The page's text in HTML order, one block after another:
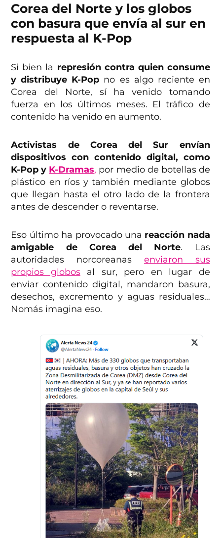
Corea del Norte y los globos
con basura que envía al sur en
respuesta al K-Pop
Si bien la represión contra quien consume
y distribuye K-Pop no es algo reciente en
Corea del Norte, sí ha venido tomando
fuerza en los últimos meses. El tráfico de
contenido ha venido en aumento.
Activistas de Corea del Sur envían
dispositivos con contenido digital, como
K-Pop y K-Dramas, por medio de botellas de
plástico en ríos y también mediante globos
que llegan hasta el otro lado de la frontera
antes de descender o reventarse.
Eso último ha provocado una reacción nada
amigable de Corea del Norte. Las
autoridades norcoreanas enviaron sus
propios globosal sur, pero en lugar de
enviar contenido digital, mandaron basura,
desechos, excremento y aguas residuales…
Nomás imagina eso.